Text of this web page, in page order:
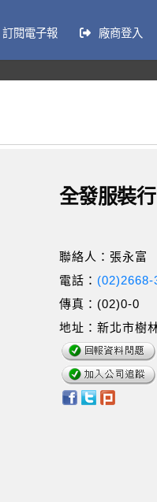
訂閱電子報 廠商登入
全發服裝行
聯絡人：張永富
電話： (02)2668-
傳真：(02)0-0
地址：新北市樹